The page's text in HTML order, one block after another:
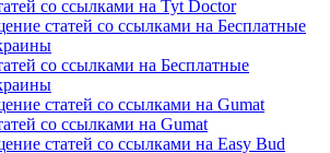
сo ссылками на Tyt Doctor
сo ссылками на Бесплатные
сo ссылками на Gumat